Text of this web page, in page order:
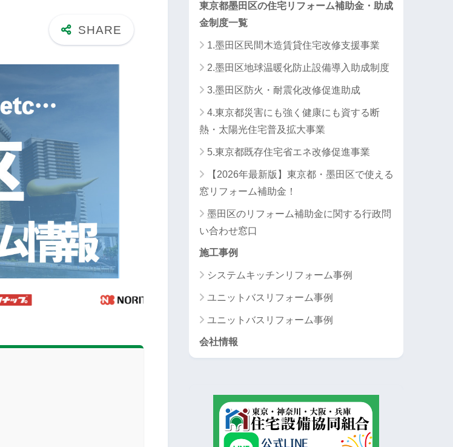
東京都墨田区の住宅リフォーム補助金・助成
金制度一覧
1.墨田区民間木造賃貸住宅改修支援事業
2.墨田区地球温暖化防止設備導入助成制度
3.墨田区防火・耐震化改修促進助成
4.東京都災害にも強く健康にも資する断
熱・太陽光住宅普及拡大事業
5.東京都既存住宅省エネ改修促進事業
【2026年最新版】東京都・墨田区で使える
窓リフォーム補助金！
墨田区のリフォーム補助金に関する行政問
い合わせ窓口
施工事例
システムキッチンリフォーム事例
ユニットバスリフォーム事例
ユニットバスリフォーム事例
会社情報